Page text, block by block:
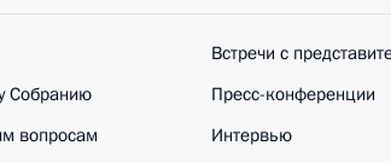
Собранию
вопросам
Встречи с
Пресс-конференции
Интервью